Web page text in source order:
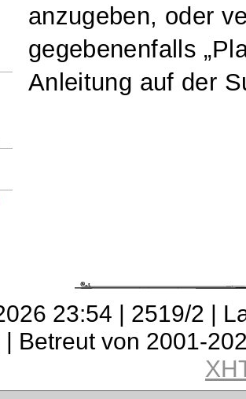
anzugeben, oder
gegebenenfalls
Anleitung auf der
23:54 | 2519/2 |
| Betreut von 2001-